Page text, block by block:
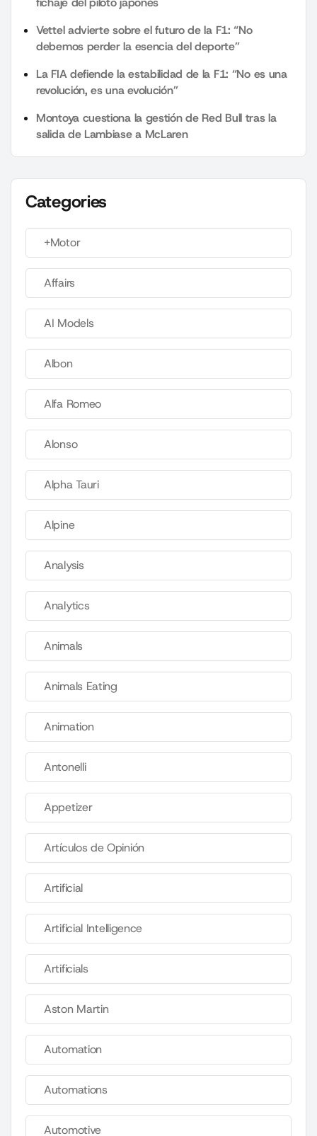
Vettel advierte sobre el futuro de la F1: “No
debemos perder la esencia del deporte”
La FIA defiende la estabilidad de la F1: “No es una
revolución, es una evolución”
Montoya cuestiona la gestión de Red Bull tras la
salida de Lambiase a McLaren
Categories
+Motor
Affairs
AI Models
Albon
Alfa Romeo
Alonso
Alpha Tauri
Alpine
Analysis
Analytics
Animals
Animals Eating
Animation
Antonelli
Appetizer
Artículos de Opinión
Artificial
Artificial Intelligence
Artificials
Aston Martin
Automation
Automations
Automotive